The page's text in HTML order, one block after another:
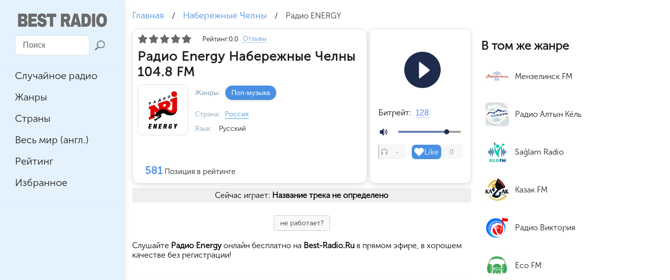
Случайное радио
Жанры
Страны
Весь мир (англ.)
Рейтинг
Избранное
Главная / Набережные Челны / Радио ENERGY
Рейтинг:0.0 Отзывы
Радио Energy Набережные Челны
104.8 FM
Жанры: Поп-музыка
Страна:
Россия
Язык:
Русский
Битрейт: 128
- Like 0
581 Позиция в рейтинге
Сейчас играет: Название трека не определено
не работает?
Cлушайте Радио Energyонлайн бесплатно на Best-Radio.Ru в прямом эфире, в хорошем
качестве без регистрации!
В том же жанре
Мензелинск FM
Радио Алтын Кёль
Sağlam Radio
Казак FM
Радио Виктория
Eco FM